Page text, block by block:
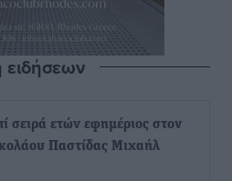
ειδήσεων
σειρά ετών εφημέριος στον
Παστίδας Μιχαήλ